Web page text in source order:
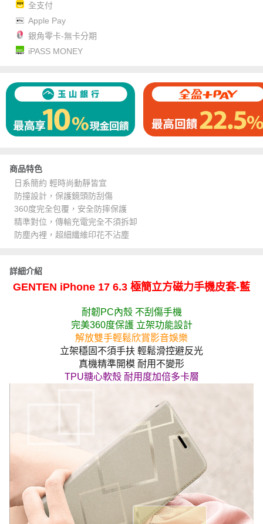
全支付
Apple Pay
銀角零卡-無卡分期
iPASS MONEY
商品特色
日系簡約 輕時尚動靜皆宜
防撞設計，保護鏡頭防刮傷
360度完全包覆，安全防摔保護
精準對位，傳輸充電完全不須拆卸
防塵內裡，超細纖維印花不沾塵
詳細介紹
GENTEN iPhone 17 6.3 極簡立方磁力手機皮套-藍
耐韌PC內殼 不刮傷手機
完美360度保護 立架功能設計
解放雙手輕鬆欣賞影音娛樂
立架穩固不須手扶 輕鬆滑控避反光
真機精準開模 耐用不變形
TPU糖心軟殼 耐用度加倍多卡層